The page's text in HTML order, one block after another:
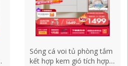
Sóng cá voi tủ phòng tắm
kết hợp kem gió tích hợp